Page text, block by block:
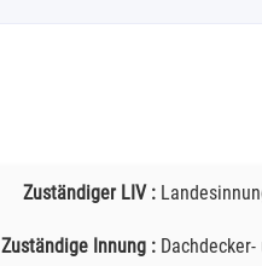
Zuständiger LIV :
Zuständige Innung :